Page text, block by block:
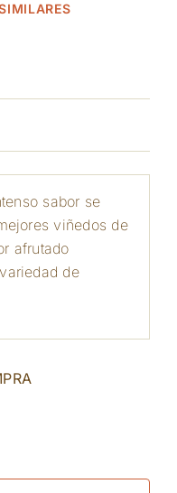
sabor se
viñedos de
afrutado
de